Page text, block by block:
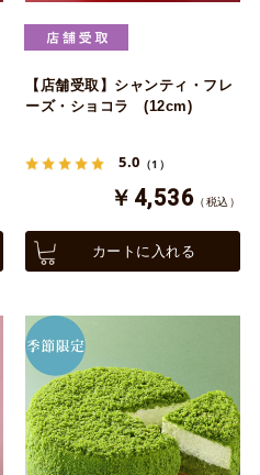
【店舗受取】シャンティ・フレ
ーズ・ショコラ (12cm)
5.0 （1）
￥4,536 （税込）
カートに入れる